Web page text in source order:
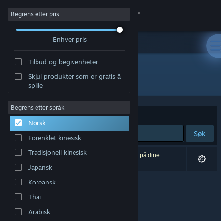
Logg inn
Om
Kundestøtte
Bytt språk
Skaff deg Steam-appen på mobil
Vis skrivebordsversjon
Begrens etter pris
Enhver pris
Tilbud og begivenheter
Skjul produkter som er gratis å
spille
Begrens etter språk
Norsk
Forenklet kinesisk
Tradisjonell kinesisk
Japansk
Koreansk
Thai
Arabisk
Utvikler: Tobias Hendricks
Sorter etter Relevans
Søk
0 treff på søket. 1 produkt er blitt utelukket basert på dine
innstillinger.